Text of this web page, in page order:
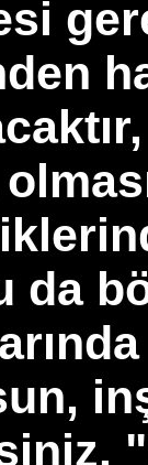
da